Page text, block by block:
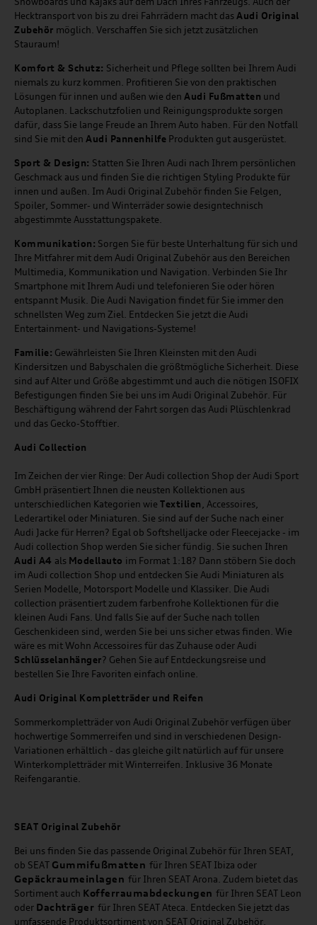
Hecktransport von bis zu drei Fahrrädern macht das Audi Original
Zubehör möglich. Verschaffen Sie sich jetzt zusätzlichen
Stauraum!
Komfort & Schutz: Sicherheit und Pflege sollten bei Ihrem Audi
niemals zu kurz kommen. Profitieren Sie von den praktischen
Lösungen für innen und außen wie den Audi Fußmatten und
Autoplanen. Lackschutzfolien und Reinigungsprodukte sorgen
dafür, dass Sie lange Freude an Ihrem Auto haben. Für den Notfall
sind Sie mit den Audi Pannenhilfe Produkten gut ausgerüstet.
Sport & Design: Statten Sie Ihren Audi nach Ihrem persönlichen
Geschmack aus und finden Sie die richtigen Styling Produkte für
innen und außen. Im Audi Original Zubehör finden Sie Felgen,
Spoiler, Sommer- und Winterräder sowie designtechnisch
abgestimmte Ausstattungspakete.
Kommunikation: Sorgen Sie für beste Unterhaltung für sich und
Ihre Mitfahrer mit dem Audi Original Zubehör aus den Bereichen
Multimedia, Kommunikation und Navigation. Verbinden Sie Ihr
Smartphone mit Ihrem Audi und telefonieren Sie oder hören
entspannt Musik. Die Audi Navigation findet für Sie immer den
schnellsten Weg zum Ziel. Entdecken Sie jetzt die Audi
Entertainment- und Navigations-Systeme!
Familie: Gewährleisten Sie Ihren Kleinsten mit den Audi
Kindersitzen und Babyschalen die größtmögliche Sicherheit. Diese
sind auf Alter und Größe abgestimmt und auch die nötigen ISOFIX
Befestigungen finden Sie bei uns im Audi Original Zubehör. Für
Beschäftigung während der Fahrt sorgen das Audi Plüschlenkrad
und das Gecko-Stofftier.
Audi Collection
Im Zeichen der vier Ringe: Der Audi collection Shop der Audi Sport
GmbH präsentiert Ihnen die neusten Kollektionen aus
unterschiedlichen Kategorien wie Textilien , Accessoires,
Lederartikel oder Miniaturen. Sie sind auf der Suche nach einer
Audi Jacke für Herren? Egal ob Softshelljacke oder Fleecejacke - im
Audi collection Shop werden Sie sicher fündig. Sie suchen Ihren
Audi A4 als Modellauto im Format 1:18? Dann stöbern Sie doch
im Audi collection Shop und entdecken Sie Audi Miniaturen als
Serien Modelle, Motorsport Modelle und Klassiker. Die Audi
collection präsentiert zudem farbenfrohe Kollektionen für die
kleinen Audi Fans. Und falls Sie auf der Suche nach tollen
Geschenkideen sind, werden Sie bei uns sicher etwas finden. Wie
wäre es mit Wohn Accessoires für das Zuhause oder Audi
Schlüsselanhänger? Gehen Sie auf Entdeckungsreise und
bestellen Sie Ihre Favoriten einfach online.
Audi Original Kompletträder und Reifen
Sommerkompletträder von Audi Original Zubehör verfügen über
hochwertige Sommerreifen und sind in verschiedenen Design-
Variationen erhältlich - das gleiche gilt natürlich auf für unsere
Winterkompletträder mit Winterreifen. Inklusive 36 Monate
Reifengarantie.
SEAT Original Zubehör
Bei uns finden Sie das passende Original Zubehör für Ihren SEAT,
ob SEAT Gummifußmatten für Ihren SEAT Ibiza oder
Gepäckraumeinlagen für Ihren SEAT Arona. Zudem bietet das
Sortiment auch Kofferraumabdeckungen für Ihren SEAT Leon
oder Dachträger für Ihren SEAT Ateca. Entdecken Sie jetzt das
umfassende Produktsortiment von SEAT Original Zubehör.